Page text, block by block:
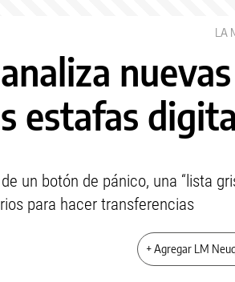
LA
estafas
un botón de pánico, una “lista
para hacer transferencias
+ Agregar LM